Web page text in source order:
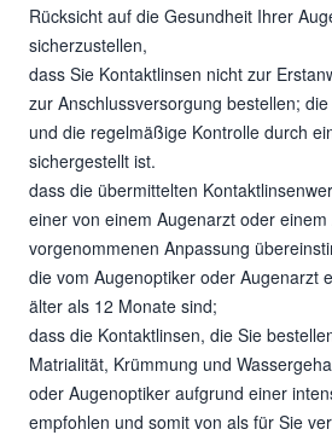
Rücksicht auf die Gesundheit Ihrer
sicherzustellen,
dass Sie Kontaktlinsen nicht zur
zur Anschlussversorgung bestellen;
und die regelmäßige Kontrolle durch
sichergestellt ist.
dass die übermittelten
einer von einem Augenarzt oder
vorgenommenen Anpassung
die vom Augenoptiker oder Augenarzt
älter als 12 Monate sind;
dass die Kontaktlinsen, die Sie
Matrialität, Krümmung und
oder Augenoptiker aufgrund einer
empfohlen und somit von als für Sie